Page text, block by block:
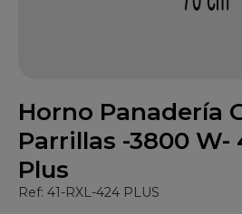
Horno Panadería
Parrillas -3800 W-
Plus
Ref: 41-RXL-424 PLUS